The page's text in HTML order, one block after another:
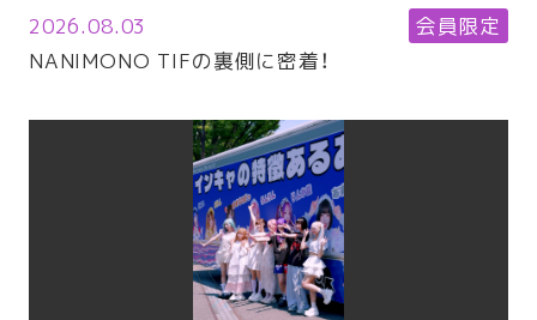
2026.08.03
会員限定
NANIMONO TIFの裏側に密着！